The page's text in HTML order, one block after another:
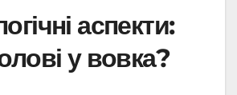
аспекти:
у вовка?